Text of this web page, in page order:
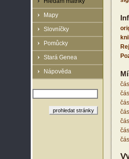
Mapy
Slovníčky
Pomůcky
Stará Genea
Nápověda